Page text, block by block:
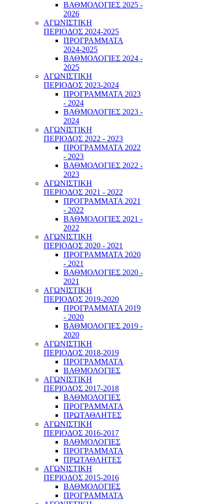
ΒΑΘΜΟΛΟΓΙΕΣ 2025 -
2026
ΑΓΩΝΙΣΤΙΚΗ
ΠΕΡΙΟΔΟΣ 2024-2025
ΠΡΟΓΡΑΜΜΑΤΑ
2024-2025
ΒΑΘΜΟΛΟΓΙΕΣ 2024 -
2025
ΑΓΩΝΙΣΤΙΚΗ
ΠΕΡΙΟΔΟΣ 2023-2024
ΠΡΟΓΡΑΜΜΑΤΑ 2023
- 2024
ΒΑΘΜΟΛΟΓΙΕΣ 2023 -
2024
ΑΓΩΝΙΣΤΙΚΗ
ΠΕΡΙΟΔΟΣ 2022 - 2023
ΠΡΟΓΡΑΜΜΑΤΑ 2022
- 2023
ΒΑΘΜΟΛΟΓΙΕΣ 2022 -
2023
ΑΓΩΝΙΣΤΙΚΗ
ΠΕΡΙΟΔΟΣ 2021 - 2022
ΠΡΟΓΡΑΜΜΑΤΑ 2021
- 2022
ΒΑΘΜΟΛΟΓΙΕΣ 2021 -
2022
ΑΓΩΝΙΣΤΙΚΗ
ΠΕΡΙΟΔΟΣ 2020 - 2021
ΠΡΟΓΡΑΜΜΑΤΑ 2020
- 2021
ΒΑΘΜΟΛΟΓΙΕΣ 2020 -
2021
ΑΓΩΝΙΣΤΙΚΗ
ΠΕΡΙΟΔΟΣ 2019-2020
ΠΡΟΓΡΑΜΜΑΤΑ 2019
- 2020
ΒΑΘΜΟΛΟΓΙΕΣ 2019 -
2020
ΑΓΩΝΙΣΤΙΚΗ
ΠΕΡΙΟΔΟΣ 2018-2019
ΠΡΟΓΡΑΜΜΑΤΑ
ΒΑΘΜΟΛΟΓΙΕΣ
ΑΓΩΝΙΣΤΙΚΗ
ΠΕΡΙΟΔΟΣ 2017-2018
ΒΑΘΜΟΛΟΓΙΕΣ
ΠΡΟΓΡΑΜΜΑΤΑ
ΠΡΩΤΑΘΛΗΤΕΣ
ΑΓΩΝΙΣΤΙΚΗ
ΠΕΡΙΟΔΟΣ 2016-2017
ΒΑΘΜΟΛΟΓΙΕΣ
ΠΡΟΓΡΑΜΜΑΤΑ
ΠΡΩΤΑΘΛΗΤΕΣ
ΑΓΩΝΙΣΤΙΚΗ
ΠΕΡΙΟΔΟΣ 2015-2016
ΒΑΘΜΟΛΟΓΙΕΣ
ΠΡΟΓΡΑΜΜΑΤΑ